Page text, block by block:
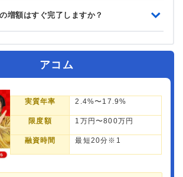
増額はすぐ完了しますか？
アコム
実質年率 2.4%〜17.9%
限度額 1万円〜800万円
融資時間 最短20分※1